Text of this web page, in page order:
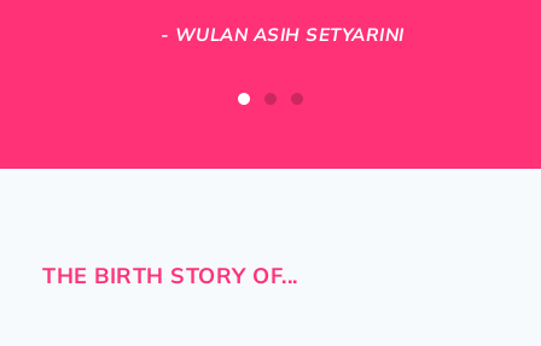
- WULAN ASIH SETYARINI
THE BIRTH STORY OF...